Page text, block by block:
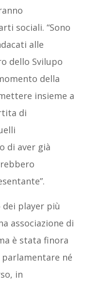
sociali. “Sono
alle
dello Svilupo
della
insieme a
di
di aver già
dei player più
associazione di
è stata finora
né
in